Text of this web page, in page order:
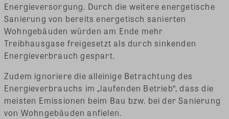
Energieversorgung. Durch die weitere energetische
Sanierung von bereits energetisch sanierten
Wohngebäuden würden am Ende mehr
Treibhausgase freigesetzt als durch sinkenden
Energieverbrauch gespart.
Zudem ignoriere die alleinige Betrachtung des
Energieverbrauchs im „laufenden Betrieb“, dass die
meisten Emissionen beim Bau bzw. bei der Sanierung
von Wohngebäuden anfielen.